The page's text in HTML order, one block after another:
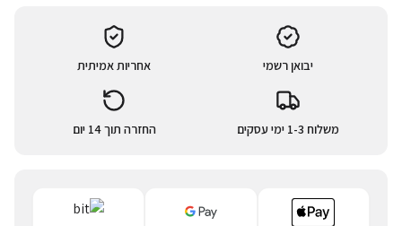
יבואן רשמי אחריות אמיתית
משלוח 1-3 ימי עסקים החזרה תוך 14 יום